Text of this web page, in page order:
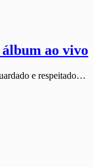
ao vivo
e respeitado…